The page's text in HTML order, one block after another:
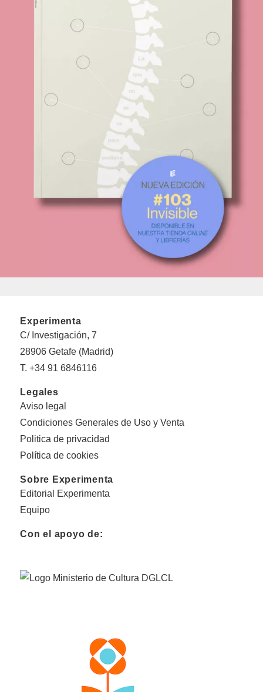
Experimenta
C/ Investigación, 7
28906 Getafe (Madrid)
T. +34 91 6846116
Legales
Aviso legal
Condiciones Generales de Uso y Venta
Politica de privacidad
Política de cookies
Sobre Experimenta
Editorial Experimenta
Equipo
Con el apoyo de: